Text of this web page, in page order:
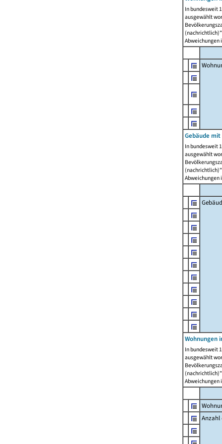
In bundesweit
ausgewählt
Abweichungen
Gebäude
In bundesweit
ausgewählt
Abweichungen
Wohnungen
In bundesweit
ausgewählt
Abweichungen
Anzahl